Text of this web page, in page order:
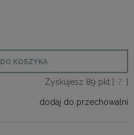
DO KOSZYKA
Zyskujesz 89 pkt [ ? ]
dodaj do przechowalni